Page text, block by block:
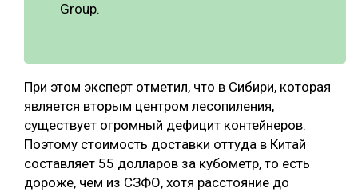
Group.
При этом эксперт отметил, что в Сибири, которая
является вторым центром лесопиления,
существует огромный дефицит контейнеров.
Поэтому стоимость доставки оттуда в Китай
составляет 55 долларов за кубометр, то есть
дороже, чем из СЗФО, хотя расстояние до